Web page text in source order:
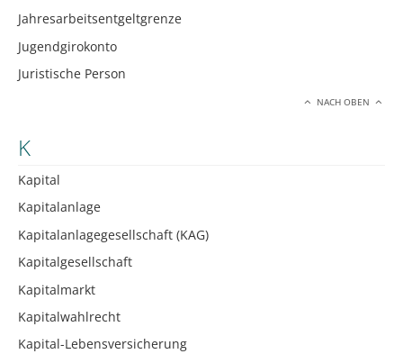
Jahresarbeitsentgeltgrenze
Jugendgirokonto
Juristische Person
NACH OBEN
K
Kapital
Kapitalanlage
Kapitalanlagegesellschaft (KAG)
Kapitalgesellschaft
Kapitalmarkt
Kapitalwahlrecht
Kapital-Lebensversicherung